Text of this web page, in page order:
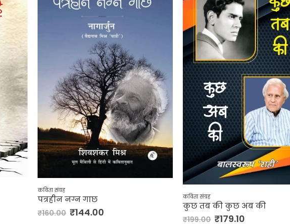
कविता संग्रह
कुछ तब की कुछ अब की
199.00 ₹179.10
कविता संग्रह
समय का अकेला चेहरा
₹ 225.00 ₹202.50